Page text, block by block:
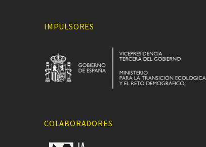
IMPULSORES
COLABORADORES